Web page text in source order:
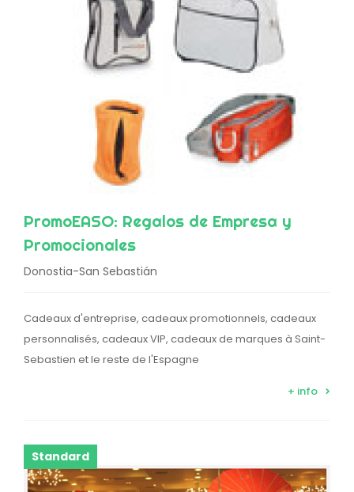
PromoEASO: Regalos de Empresa y
Promocionales
Donostia-San Sebastián
Cadeaux d'entreprise, cadeaux promotionnels, cadeaux
personnalisés, cadeaux VIP, cadeaux de marques à Saint-
Sebastien et le reste de l'Espagne
+ info
Standard